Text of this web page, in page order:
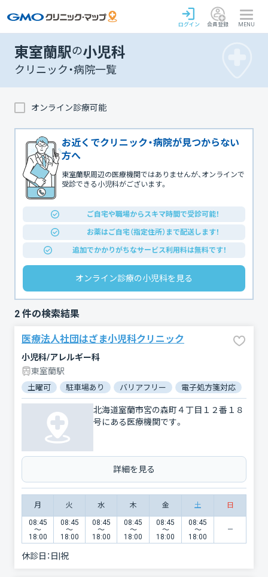
ログイン 会員登録 MENU
東室蘭駅の小児科
クリニック・病院一覧
オンライン診療可能
お近くでクリニック・病院が見つからない
方へ
東室蘭駅周辺の医療機関ではありませんが、オンラインで
受診できる小児科がございます。
ご自宅や職場からスキマ時間で受診可能！
お薬はご自宅（指定住所）まで配送します！
追加でかかりがちなサービス利用料は無料です！
オンライン診療の小児科を見る
2 件の検索結果
医療法人社団はざま小児科クリニック
小児科/アレルギー科
東室蘭駅
土曜可 駐車場あり バリアフリー 電子処方箋対応
北海道室蘭市宮の森町４丁目１２番１８
号にある医療機関です。
詳細を見る
月 火 水 木 金 土 日
08:45
〜
18:00
08:45
〜
18:00
08:45
〜
18:00
08:45
〜
18:00
08:45
〜
18:00
08:45
〜
18:00
休診日： 日|祝